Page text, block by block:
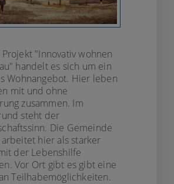
"Innovativ wohnen
handelt es sich um ein
Wohnangebot. Hier leben
mit und ohne
zusammen. Im
steht der
Die Gemeinde
arbeitet hier als starker
der Lebenshilfe
Vor Ort gibt es gibt eine
Teilhabemöglichkeiten.